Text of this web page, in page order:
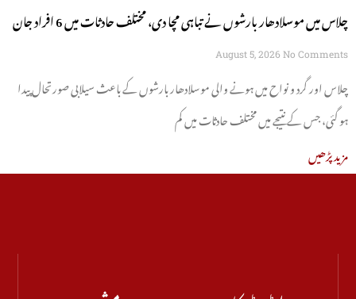
چلاس میں موسلادھار بارشوں نے تباہی مچا دی، مختلف حادثات میں 6 افراد جان
سے گئے
August 5, 2026 No Comments
چلاس اور گرد و نواح میں ہونے والی موسلادھار بارشوں کے باعث سیلابی صورتحال پیدا
ہو گئی، جس کے نتیجے میں مختلف حادثات میں کم
مزید پڑھیں